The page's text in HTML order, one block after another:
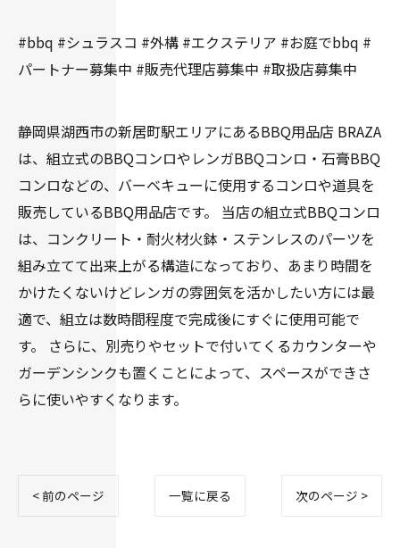
#bbq #シュラスコ #外構 #エクステリア #お庭でbbq #
パートナー募集中 #販売代理店募集中 #取扱店募集中
静岡県湖西市の新居町駅エリアにあるBBQ用品店 BRAZA
は、組立式のBBQコンロやレンガBBQコンロ・石膏BBQ
コンロなどの、バーベキューに使用するコンロや道具を
販売しているBBQ用品店です。 当店の組立式BBQコンロ
は、コンクリート・耐火材火鉢・ステンレスのパーツを
組み立てて出来上がる構造になっており、あまり時間を
かけたくないけどレンガの雰囲気を活かしたい方には最
適で、組立は数時間程度で完成後にすぐに使用可能で
す。 さらに、別売りやセットで付いてくるカウンターや
ガーデンシンクも置くことによって、スペースができさ
らに使いやすくなります。
< 前のページ 一覧に戻る 次のページ >